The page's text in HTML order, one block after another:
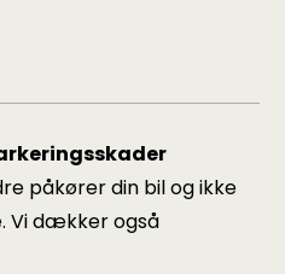
påkører din bil og ikke
Vi dækker også